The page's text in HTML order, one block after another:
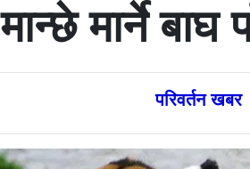
मान्छे मार्ने
परिवर्तन खबर